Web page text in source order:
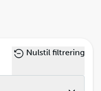
Nulstil filtrering